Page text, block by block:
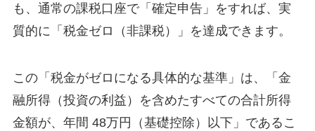
も、通常の課税口座で「確定申告」をすれば、実
質的に「税金ゼロ（非課税）」を達成できます。
この「税金がゼロになる具体的な基準」は、「金
融所得（投資の利益）を含めたすべての合計所得
金額が、年間 48万円（基礎控除）以下」であるこ